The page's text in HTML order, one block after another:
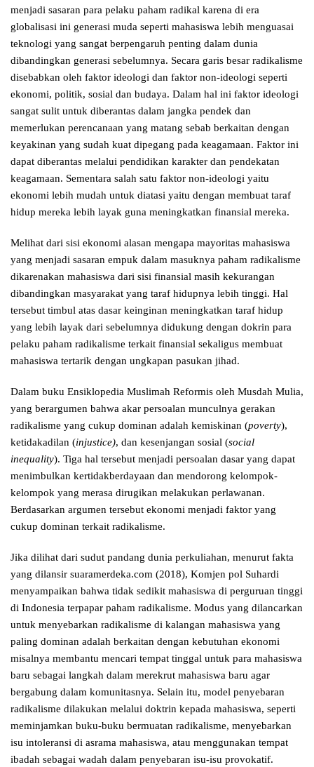
menjadi sasaran para pelaku paham radikal karena di era
globalisasi ini generasi muda seperti mahasiswa lebih menguasai
teknologi yang sangat berpengaruh penting dalam dunia
dibandingkan generasi sebelumnya. Secara garis besar radikalisme
disebabkan oleh faktor ideologi dan faktor non-ideologi seperti
ekonomi, politik, sosial dan budaya. Dalam hal ini faktor ideologi
sangat sulit untuk diberantas dalam jangka pendek dan
memerlukan perencanaan yang matang sebab berkaitan dengan
keyakinan yang sudah kuat dipegang pada keagamaan. Faktor ini
dapat diberantas melalui pendidikan karakter dan pendekatan
keagamaan. Sementara salah satu faktor non-ideologi yaitu
ekonomi lebih mudah untuk diatasi yaitu dengan membuat taraf
hidup mereka lebih layak guna meningkatkan finansial mereka.
Melihat dari sisi ekonomi alasan mengapa mayoritas mahasiswa
yang menjadi sasaran empuk dalam masuknya paham radikalisme
dikarenakan mahasiswa dari sisi finansial masih kekurangan
dibandingkan masyarakat yang taraf hidupnya lebih tinggi. Hal
tersebut timbul atas dasar keinginan meningkatkan taraf hidup
yang lebih layak dari sebelumnya didukung dengan dokrin para
pelaku paham radikalisme terkait finansial sekaligus membuat
mahasiswa tertarik dengan ungkapan pasukan jihad.
Dalam buku Ensiklopedia Muslimah Reformis oleh Musdah Mulia,
yang berargumen bahwa akar persoalan munculnya gerakan
radikalisme yang cukup dominan adalah kemiskinan (poverty),
ketidakadilan (injustice), dan kesenjangan sosial (social
inequality). Tiga hal tersebut menjadi persoalan dasar yang dapat
menimbulkan kertidakberdayaan dan mendorong kelompok-
kelompok yang merasa dirugikan melakukan perlawanan.
Berdasarkan argumen tersebut ekonomi menjadi faktor yang
cukup dominan terkait radikalisme.
Jika dilihat dari sudut pandang dunia perkuliahan, menurut fakta
yang dilansir suaramerdeka.com (2018), Komjen pol Suhardi
menyampaikan bahwa tidak sedikit mahasiswa di perguruan tinggi
di Indonesia terpapar paham radikalisme. Modus yang dilancarkan
untuk menyebarkan radikalisme di kalangan mahasiswa yang
paling dominan adalah berkaitan dengan kebutuhan ekonomi
misalnya membantu mencari tempat tinggal untuk para mahasiswa
baru sebagai langkah dalam merekrut mahasiswa baru agar
bergabung dalam komunitasnya. Selain itu, model penyebaran
radikalisme dilakukan melalui doktrin kepada mahasiswa, seperti
meminjamkan buku-buku bermuatan radikalisme, menyebarkan
isu intoleransi di asrama mahasiswa, atau menggunakan tempat
ibadah sebagai wadah dalam penyebaran isu-isu provokatif.